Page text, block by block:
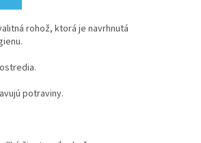
rohož, ktorá je navrhnutá
potraviny.